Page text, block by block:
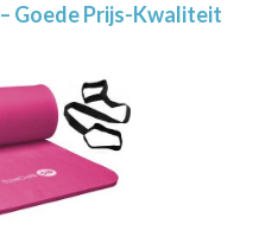
– Goede Prijs-Kwaliteit